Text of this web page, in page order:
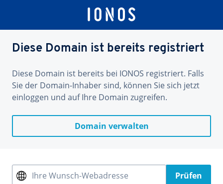
Diese Domain ist bereits registriert
Diese Domain ist bereits bei IONOS registriert. Falls
Sie der Domain-Inhaber sind, können Sie sich jetzt
einloggen und auf Ihre Domain zugreifen.
Domain verwalten
Ihre Wunsch-Webadresse Prüfen